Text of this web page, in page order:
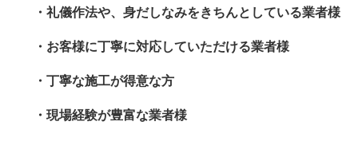
・礼儀作法や、身だしなみをきちんとしている業者様
・お客様に丁寧に対応していただける業者様
・丁寧な施工が得意な方
・現場経験が豊富な業者様